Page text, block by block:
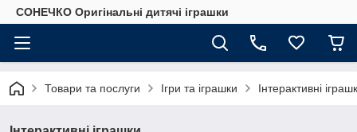
СОНЕЧКО Оригінальні дитячі іграшки
Товари та послуги Ігри та іграшки Інтерактивні